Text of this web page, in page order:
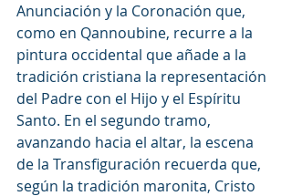
Anunciación y la Coronación que,
como en Qannoubine, recurre a la
pintura occidental que añade a la
tradición cristiana la representación
del Padre con el Hijo y el Espíritu
Santo. En el segundo tramo,
avanzando hacia el altar, la escena
de la Transfiguración recuerda que,
según la tradición maronita, Cristo